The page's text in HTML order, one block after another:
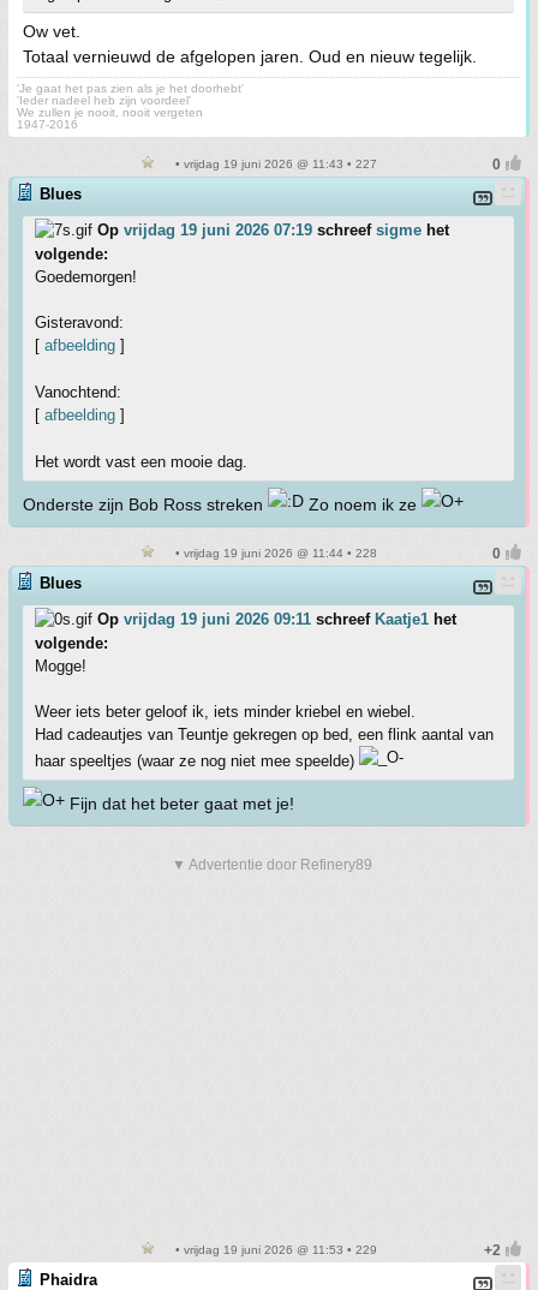
Ow vet.
Totaal vernieuwd de afgelopen jaren. Oud en nieuw tegelijk.
'Je gaat het pas zien als je het doorhebt'
'Ieder nadeel heb zijn voordeel'
We zullen je nooit, nooit vergeten
1947-2016
• vrijdag 19 juni 2026 @ 11:43 • 227
Blues
Op vrijdag 19 juni 2026 07:19 schreef sigme het
volgende:
Goedemorgen!
Gisteravond:
[ afbeelding ]
Vanochtend:
[ afbeelding ]
Het wordt vast een mooie dag.
Onderste zijn Bob Ross streken Zo noem ik ze
• vrijdag 19 juni 2026 @ 11:44 • 228
Blues
Op vrijdag 19 juni 2026 09:11 schreef Kaatje1 het
volgende:
Mogge!
Weer iets beter geloof ik, iets minder kriebel en wiebel.
Had cadeautjes van Teuntje gekregen op bed, een flink aantal van
haar speeltjes (waar ze nog niet mee speelde)
Fijn dat het beter gaat met je!
▼ Advertentie door Refinery89
• vrijdag 19 juni 2026 @ 11:53 • 229
Phaidra